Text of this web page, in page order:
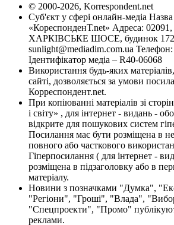
© 2000-2026, Korrespondent.net
Суб'єкт у сфері онлайн-медіа
«КореспонденТ.net» Адреса: 02091,
ХАРКІВСЬКЕ ШОСЕ, будинок 172-
sunlight@mediadim.com.ua
Ідентифікатор медіа – R40-06068
Використання будь-яких
сайті, дозволяється за умови
Корреспондент.net.
При копіюванні матеріалів зі
і світу» , для інтернет - видань -
відкрите для пошукових систем
Посилання має бути розміщена в
повного або часткового
Гіперпосилання ( для інтернет -
розміщена в підзаголовку або в
матеріалу.
Новини з позначками "Думка",
"Регіони", "Гроші", "Влада",
"Спецпроекти", "Промо"
реклами.